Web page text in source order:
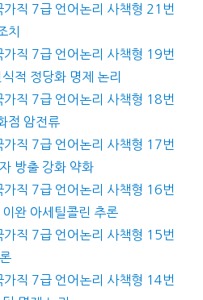
직 7급 언어논리 사책형 21번
치
직 7급 언어논리 사책형 19번
적 정당화 명제 논리
직 7급 언어논리 사책형 18번
점 암전류
직 7급 언어논리 사책형 17번
방출 강화 약화
직 7급 언어논리 사책형 16번
완 아세틸콜린 추론
직 7급 언어논리 사책형 15번
직 7급 언어논리 사책형 14번